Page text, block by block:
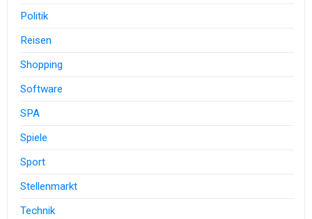
Politik
Reisen
Shopping
Software
SPA
Spiele
Sport
Stellenmarkt
Technik